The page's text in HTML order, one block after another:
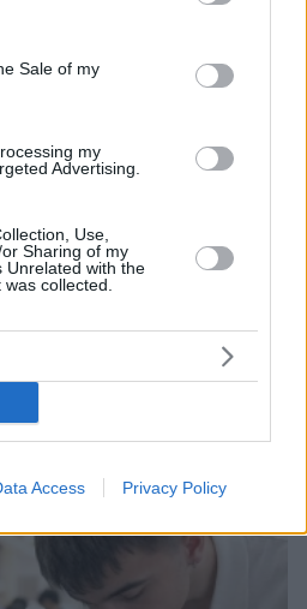
and its third-party tags to
purposes in below Google
Sale of my
my
Advertising.
Use,
Sharing of my
Unrelated with the
collected.
Access Privacy Policy
Η Gisele έφτασε ένα βήμα
έμαθε για τους βιασμούς από τον